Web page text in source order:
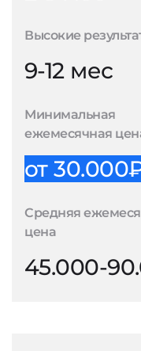
Высокие
9-12 мес
Минимальная
ежемесячная
от
Средняя
цена
45.000-